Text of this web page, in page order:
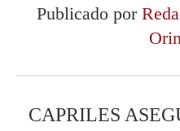
Publicado por
CAPRILES